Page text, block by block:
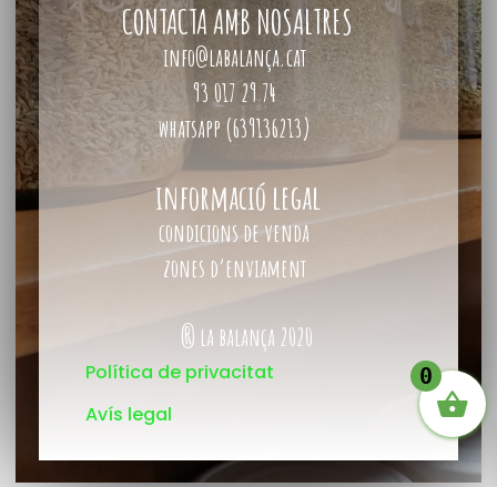
CONTACTA AMB NOSALTRES
info@labalança.cat
93 017 29 74
whatsapp (639136213)
informació legal
condicions de venda
zones d’enviament
® la balança 2020
Política de privacitat
Avís legal
0